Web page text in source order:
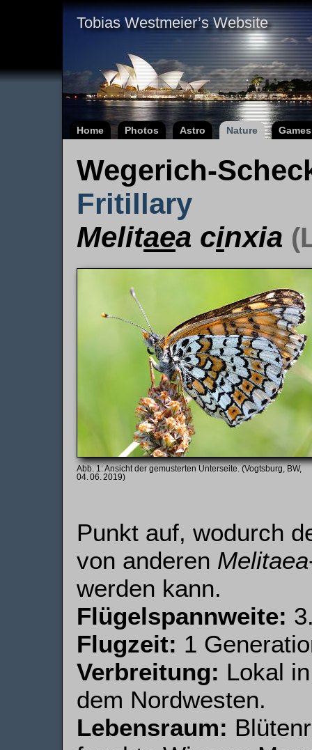
Tobias Westmeier’s Website
Home Photos Astro Nature Games
Wegerich-
Fritillary
Melitaea cinxia
Ansicht der gemusterten Unterseite. (Vogtsburg, BW,
04. 06. 2019)
Punkt auf, wodurch
von anderen Melitaea
werden kann.
Flügelspannweite:
Flugzeit: 1
Verbreitung: Lokal
dem Nordwesten.
Lebensraum: